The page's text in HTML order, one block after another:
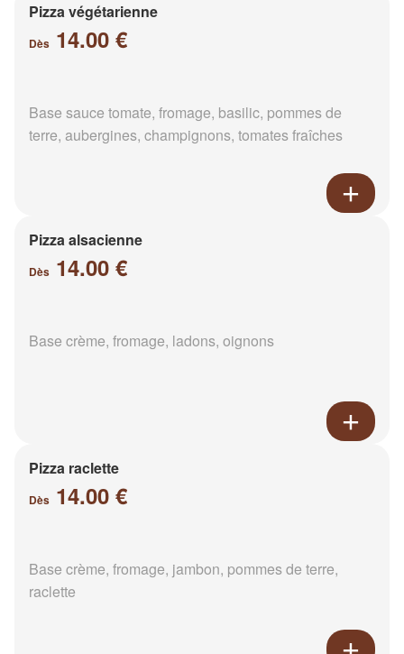
Pizza végétarienne
Dès 14.00 €
Base sauce tomate, fromage, basilic, pommes de
terre, aubergines, champignons, tomates fraîches
Pizza alsacienne
Dès 14.00 €
Base crème, fromage, ladons, oignons
Pizza raclette
Dès 14.00 €
Base crème, fromage, jambon, pommes de terre,
raclette